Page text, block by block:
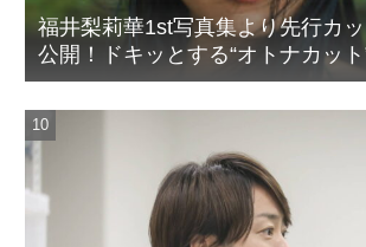
福井梨莉華1st写真集より先行カ
公開！ドキッとする“オトナカット